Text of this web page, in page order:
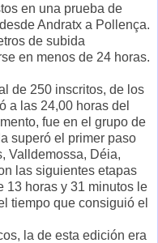
en una prueba de
Andratx a Pollença.
de subida
en menos de 24 horas.
de 250 inscritos, de los
a las 24,00 horas del
fue en el grupo de
superó el primer paso
Valldemossa, Déia,
las siguientes etapas
13 horas y 31 minutos le
tiempo que consiguió el
la de esta edición era